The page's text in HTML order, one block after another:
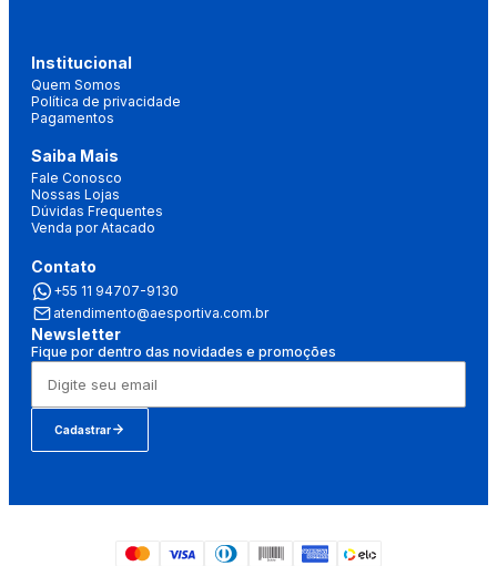
Institucional
Quem Somos
Política de privacidade
Pagamentos
Saiba Mais
Fale Conosco
Nossas Lojas
Dúvidas Frequentes
Venda por Atacado
Contato
+55 11 94707-9130
atendimento@aesportiva.com.br
Newsletter
Fique por dentro das novidades e promoções
Cadastrar